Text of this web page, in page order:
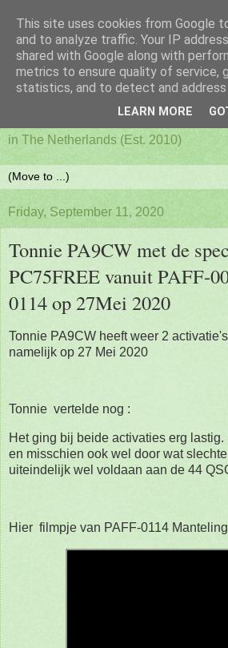
PAFF - Ham
and Fauna
in The Netherlands (Est. 2010)
Friday, September 11, 2020
Tonnie PA9CW met de
PC75FREE vanuit PAFF-
0114 op 27Mei 2020
Tonnie PA9CW heeft weer 2
namelijk op 27 Mei 2020
Tonnie vertelde nog :
Het ging bij beide activaties erg
en misschien ook wel door wat
uiteindelijk wel voldaan aan de 44
Hier filmpje van PAFF-0114
This site uses cookies from Google
and to analyze traffic. Your IP
shared with Google along with
metrics to ensure quality of service,
statistics, and to detect and address
LEARN MORE